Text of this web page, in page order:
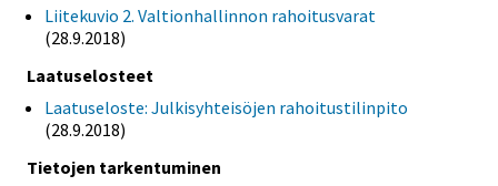
Liitekuvio 2. Valtionhallinnon rahoitusvarat
(28.9.2018)
Laatuselosteet
Laatuseloste: Julkisyhteisöjen rahoitustilinpito
(28.9.2018)
Tietojen tarkentuminen